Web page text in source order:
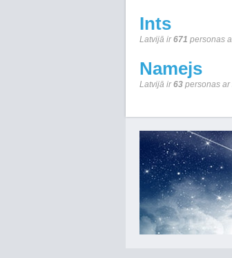
Ints
Latvijā ir671 personas
Namejs
Latvijā ir63 personas